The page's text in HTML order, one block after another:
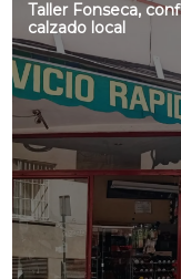
Taller Fonseca,
calzado local